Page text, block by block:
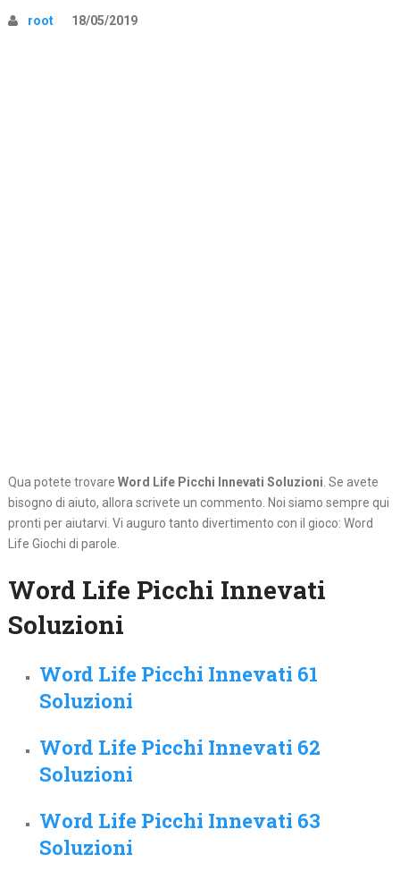
root 18/05/2019
Qua potete trovare Word Life Picchi Innevati Soluzioni. Se avete
bisogno di aiuto, allora scrivete un commento. Noi siamo sempre qui
pronti per aiutarvi. Vi auguro tanto divertimento con il gioco: Word
Life Giochi di parole.
Word Life Picchi Innevati
Soluzioni
Word Life Picchi Innevati 61
Soluzioni
Word Life Picchi Innevati 62
Soluzioni
Word Life Picchi Innevati 63
Soluzioni